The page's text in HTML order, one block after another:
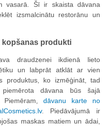
vasarā. Šī ir skaista dāvana
izsmalcinātu restorānu un
kopšanas produkti
draudzenei ikdienā lieto
un labprāt atklāt ar vien
produktus, ko izmēģināt, tad
dāvana būs šajā
Piemēram, dāvanu karte no
. Piedāvājumā ir
maskas matiem un ādai,